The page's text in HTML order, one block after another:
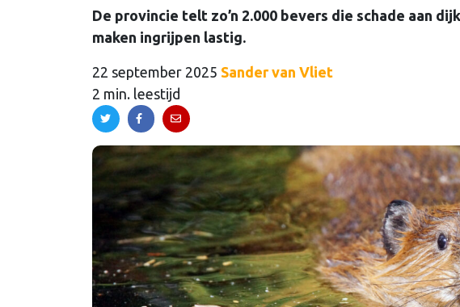
De provincie telt zo’n 2.000 bevers die schade aan
maken ingrijpen lastig.
22 september 2025 Sander van Vliet
2 min. leestijd